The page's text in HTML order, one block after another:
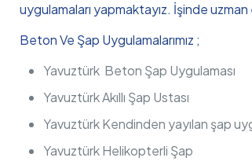
uygulamaları yapmaktayız. İşinde
Beton Ve Şap Uygulamalarımız ;
Yavuztürk Beton Şap Uygulaması
Yavuztürk Akıllı Şap Ustası
Yavuztürk Kendinden yayılan şap
Yavuztürk Helikopterli Şap